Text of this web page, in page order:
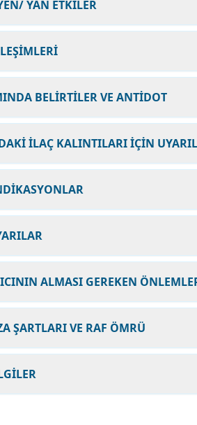
YAN ETKİLER
BELİRTİLER VE ANTİDOT
İLAÇ KALINTILARI İÇİN
ALMASI GEREKEN
ŞARTLARI VE RAF ÖMRÜ